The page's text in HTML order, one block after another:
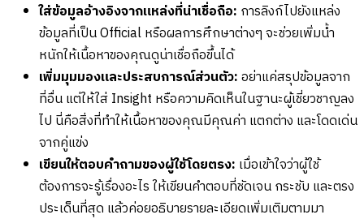
ใส่ข้อมูลอ้างอิงจากแหล่งที่น่าเชื่อถือ: การลิงก์ไปยังแหล่ง
ข้อมูลที่เป็น Official หรือผลการศึกษาต่างๆ จะช่วยเพิ่มน้ำ
หนักให้เนื้อหาของคุณดูน่าเชื่อถือขึ้นได้
เพิ่มมุมมองและประสบการณ์ส่วนตัว:อย่าแค่สรุปข้อมูลจาก
ที่อื่น แต่ให้ใส่ Insight หรือความคิดเห็นในฐานะผู้เชี่ยวชาญลง
ไป นี่คือสิ่งที่ทำให้เนื้อหาของคุณมีคุณค่า แตกต่าง และโดดเด่น
จากคู่แข่ง
เขียนให้ตอบคำถามของผู้ใช้โดยตรง: เมื่อเข้าใจว่าผู้ใช้
ต้องการจะรู้เรื่องอะไร ให้เขียนคำตอบที่ชัดเจน กระชับ และตรง
ประเด็นที่สุด แล้วค่อยอธิบายรายละเอียดเพิ่มเติมตามมา